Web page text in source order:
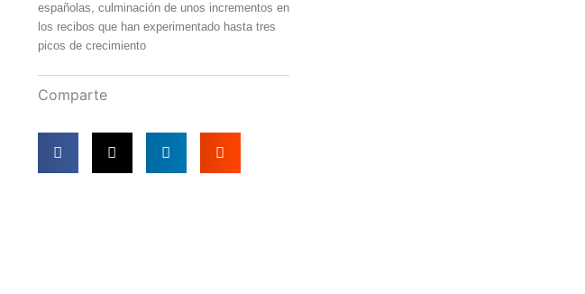
españolas, culminación de unos incrementos en
los recibos que han experimentado hasta tres
picos de crecimiento
Comparte